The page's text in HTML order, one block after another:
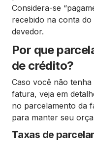
Considera-se
recebido na conta
devedor.
Por que
de crédito?
Caso você não
fatura, veja em
no parcelamento da
para manter seu
Taxas de